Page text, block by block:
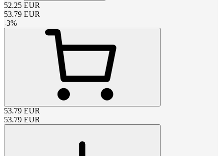
52.25 EUR
53.79 EUR
-3%
53.79 EUR
53.79 EUR